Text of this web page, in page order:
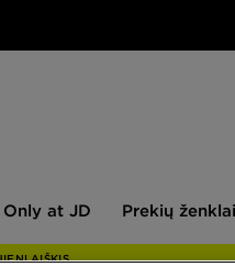
Only at JD
ženklai
Prekių ženklai